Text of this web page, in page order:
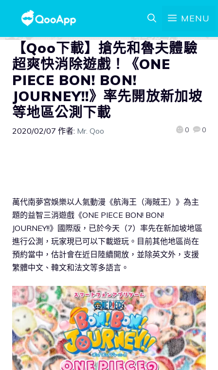
MENU
【Qoo下載】搶先和魯夫體驗
超爽快消除遊戲！《ONE
PIECE BON! BON!
JOURNEY!!》率先開放新加坡
等地區公測下載
2020/02/07 作者: Mr. Qoo 0 0
萬代南夢宮娛樂以人氣動漫《航海王（海賊王）》為主
題的益智三消遊戲《ONE PIECE BON! BON!
JOURNEY!!》國際版，已於今天（7）率先在新加坡地區
進行公測，玩家現已可以下載遊玩。目前其他地區尚在
預約當中，估計會在近日陸續開放，並除英文外，支援
繁體中文、韓文和法文等多語言。